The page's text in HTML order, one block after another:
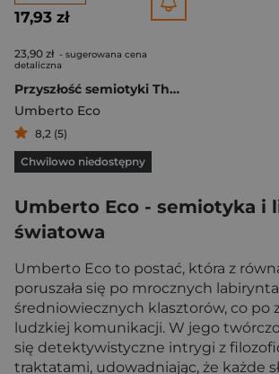
17,93 zł
23,90 zł - sugerowana cena
detaliczna
Przyszłość semiotyki The Future of Semiotics. Il futuro della semiotica
Umberto Eco
8,2 (5)
Chwilowo niedostępny
Umberto Eco - semiotyka i
światowa
Umberto Eco to postać, która z
poruszała się po mrocznych
średniowiecznych klasztorów, co po
ludzkiej komunikacji. W jego
się detektywistyczne intrygi z
traktatami, udowadniając, że każde